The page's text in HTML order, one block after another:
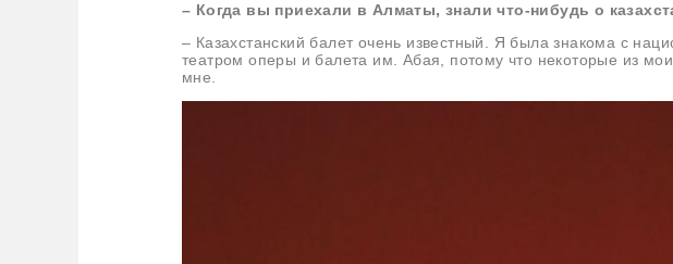
– Когда вы приехали в Алматы, знали что-нибудь о
– Казахстанский балет очень известный. Я была знакома с
театром оперы и балета им. Абая, потому что некоторые из
мне.